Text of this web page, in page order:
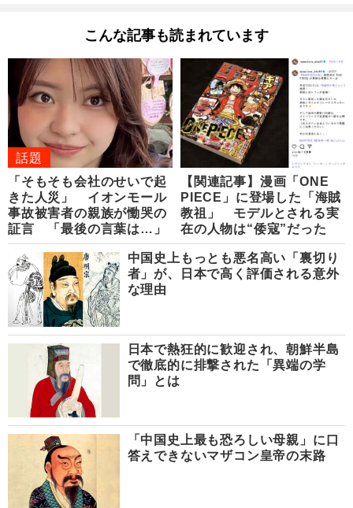
こんな記事も読まれています
話題
「そもそも会社のせいで起
きた人災」 イオンモール
事故被害者の親族が慟哭の
証言 「最後の言葉は…」
【関連記事】漫画「ONE
PIECE」に登場した「海賊
教祖」 モデルとされる実
在の人物は“倭寇”だった
中国史上もっとも悪名高い「裏切り
者」が、日本で高く評価される意外
な理由
日本で熱狂的に歓迎され、朝鮮半島
で徹底的に排撃された「異端の学
問」とは
「中国史上最も恐ろしい母親」に口
答えできないマザコン皇帝の末路